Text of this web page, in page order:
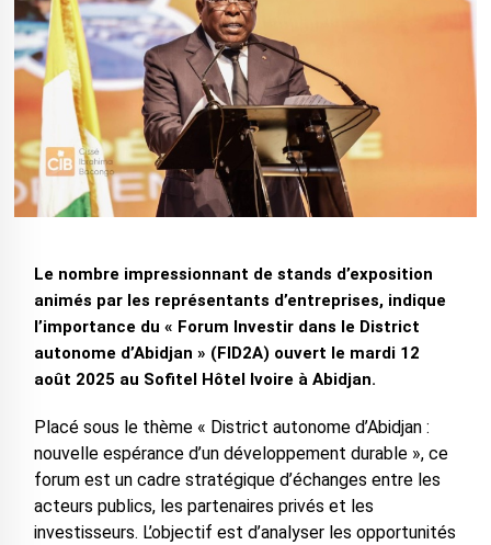
Le nombre impressionnant de stands d’exposition
animés par les représentants d’entreprises, indique
l’importance du « Forum Investir dans le District
autonome d’Abidjan » (FID2A) ouvert le mardi 12
août 2025 au Sofitel Hôtel Ivoire à Abidjan.
Placé sous le thème « District autonome d’Abidjan :
nouvelle espérance d’un développement durable », ce
forum est un cadre stratégique d’échanges entre les
acteurs publics, les partenaires privés et les
investisseurs. L’objectif est d’analyser les opportunités